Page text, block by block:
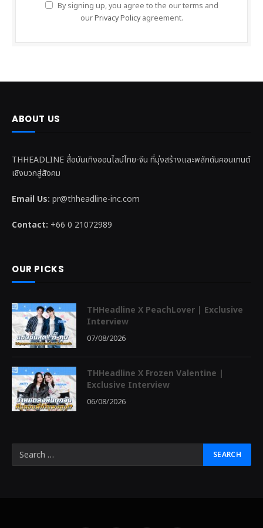
By signing up, you agree to the our terms and
ourPrivacy Policyagreement.
ABOUT US
THHEADLINE สื่อบันเทิงออนไลน์ไทย-จีน ที่มุ่งสร้างและพลักดันคอนเทนต์
เชิงบวกสู่สังคม
Email Us: pr@thheadline-inc.com
Contact: +66 0 21072989
OUR PICKS
THHeadline X PeachLover | Exclusive
Interview
07/08/2026
THHeadline X Frozen Valentine |
Exclusive Interview
06/08/2026